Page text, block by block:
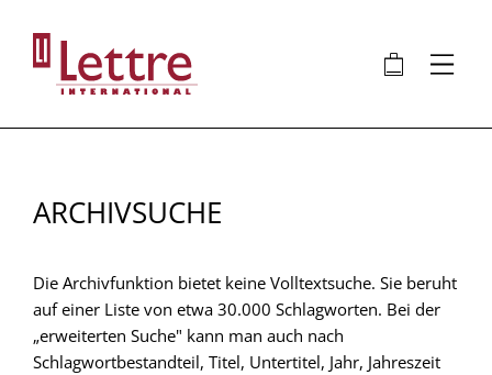
Inhalt
🛍 ⋮
ARCHIVSUCHE
Die Archivfunktion bietet keine Volltextsuche. Sie beruht
auf einer Liste von etwa 30.000 Schlagworten. Bei der
„erweiterten Suche" kann man auch nach
Schlagwortbestandteil, Titel, Untertitel, Jahr, Jahreszeit